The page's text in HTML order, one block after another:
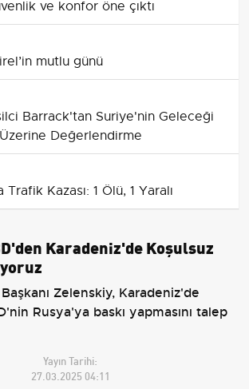
ve konfor öne çıktı
mutlu günü
Barrack'tan Suriye'nin Geleceği
Üzerine Değerlendirme
Kazası: 1 Ölü, 1 Yaralı
Karadeniz'de Koşulsuz
Zelenskiy, Karadeniz'de
Rusya'ya baskı yapmasını talep
Yayın Tarihi:
27.03.2025 04:11